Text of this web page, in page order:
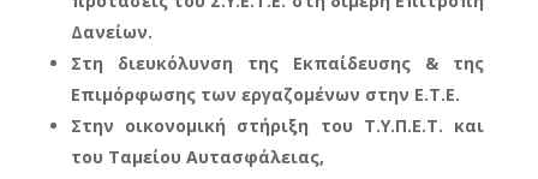
Δανείων.
Στη διευκόλυνση της Εκπαίδευσης & της
Επιμόρφωσης των εργαζομένων στην Ε.Τ.Ε.
Στην οικονομική στήριξη του Τ.Υ.Π.Ε.Τ. και
του Ταμείου Αυτασφάλειας,